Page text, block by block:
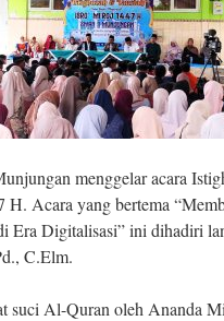
menggelar acara
H. Acara yang bertema
Era Digitalisasi” ini dihadiri
C.Elm.
suci Al-Quran oleh Ananda